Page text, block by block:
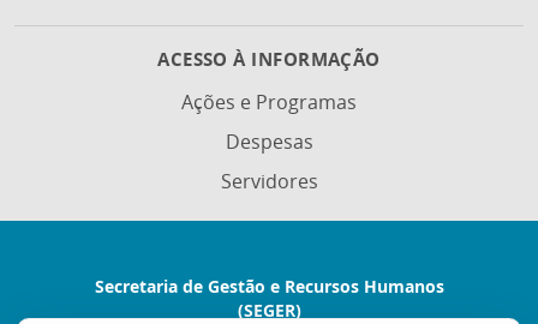
ACESSO À INFORMAÇÃO
Ações e Programas
Despesas
Servidores
Secretaria de Gestão e Recursos Humanos
(SEGER)